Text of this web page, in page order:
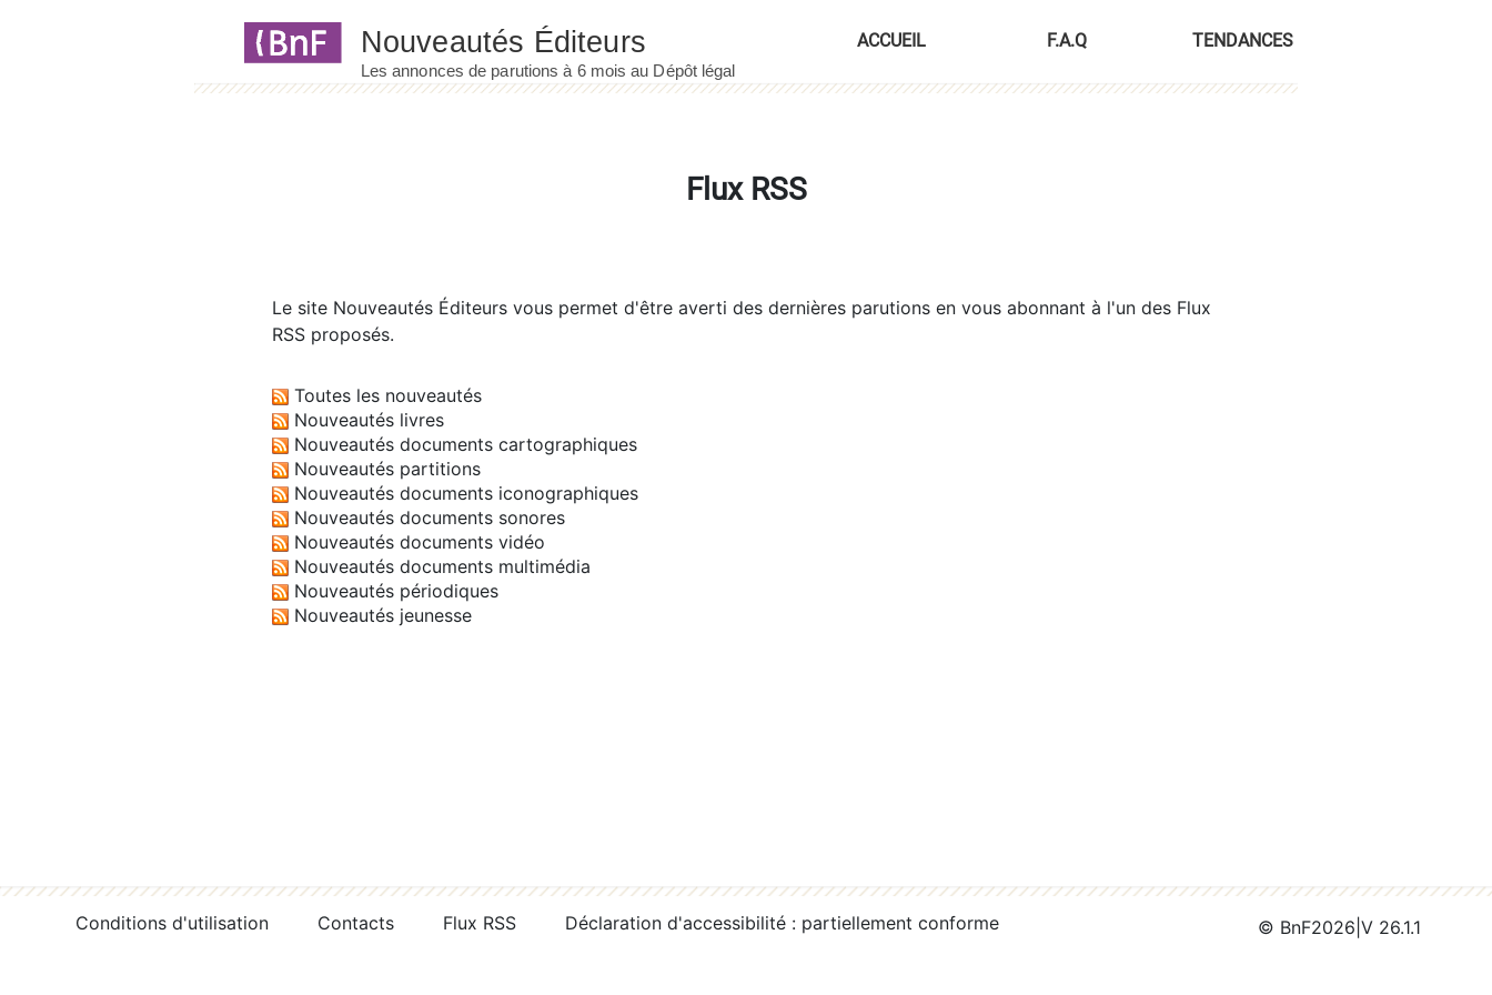
ACCUEIL F.A.Q TENDANCES
Flux RSS
Le site Nouveautés Éditeurs vous permet d'être averti des dernières parutions en vous abonnant à l'un des Flux
RSS proposés.
Toutes les nouveautés
Nouveautés livres
Nouveautés documents cartographiques
Nouveautés partitions
Nouveautés documents iconographiques
Nouveautés documents sonores
Nouveautés documents vidéo
Nouveautés documents multimédia
Nouveautés périodiques
Nouveautés jeunesse
Conditions d'utilisation Contacts Flux RSS Déclaration d'accessibilité : partiellement conforme © BnF2026 V 26.1.1